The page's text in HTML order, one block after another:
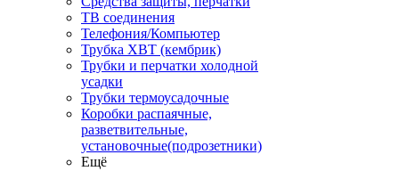
ТВ соединения
Телефония/Компьютер
Трубка ХВТ (кембрик)
Трубки и перчатки холодной
усадки
Трубки термоусадочные
Коробки распаячные,
разветвительные,
установочные(подрозетники)
Ещё